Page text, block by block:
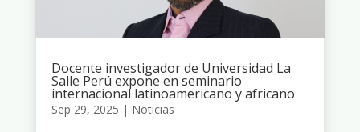
Docente investigador de Universidad La
Salle Perú expone en seminario
internacional latinoamericano y africano
Sep 29, 2025 | Noticias